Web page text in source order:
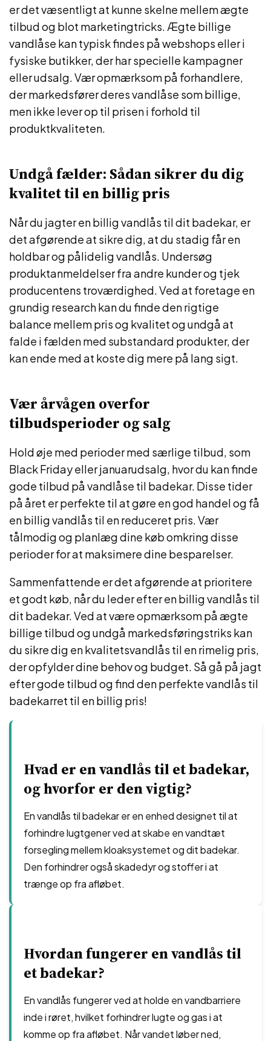
er det væsentligt at kunne skelne mellem ægte
tilbud og blot marketingtricks. Ægte billige
vandlåse kan typisk findes på webshops eller i
fysiske butikker, der har specielle kampagner
eller udsalg. Vær opmærksom på forhandlere,
der markedsfører deres vandlåse som billige,
men ikke lever op til prisen i forhold til
produktkvaliteten.
Undgå fælder: Sådan sikrer du dig
kvalitet til en billig pris
Når du jagter en billig vandlås til dit badekar, er
det afgørende at sikre dig, at du stadig får en
holdbar og pålidelig vandlås. Undersøg
produktanmeldelser fra andre kunder og tjek
producentens troværdighed. Ved at foretage en
grundig research kan du finde den rigtige
balance mellem pris og kvalitet og undgå at
falde i fælden med substandard produkter, der
kan ende med at koste dig mere på lang sigt.
Vær årvågen overfor
tilbudsperioder og salg
Hold øje med perioder med særlige tilbud, som
Black Friday eller januarudsalg, hvor du kan finde
gode tilbud på vandlåse til badekar. Disse tider
på året er perfekte til at gøre en god handel og få
en billig vandlås til en reduceret pris. Vær
tålmodig og planlæg dine køb omkring disse
perioder for at maksimere dine besparelser.
Sammenfattende er det afgørende at prioritere
et godt køb, når du leder efter en billig vandlås til
dit badekar. Ved at være opmærksom på ægte
billige tilbud og undgå markedsføringstriks kan
du sikre dig en kvalitetsvandlås til en rimelig pris,
der opfylder dine behov og budget. Så gå på jagt
efter gode tilbud og find den perfekte vandlås til
badekarret til en billig pris!
Hvad er en vandlås til et badekar,
og hvorfor er den vigtig?
En vandlås til badekar er en enhed designet til at
forhindre lugtgener ved at skabe en vandtæt
forsegling mellem kloaksystemet og dit badekar.
Den forhindrer også skadedyr og stoffer i at
trænge op fra afløbet.
Hvordan fungerer en vandlås til
et badekar?
En vandlås fungerer ved at holde en vandbarriere
inde i røret, hvilket forhindrer lugte og gas i at
komme op fra afløbet. Når vandet løber ned,